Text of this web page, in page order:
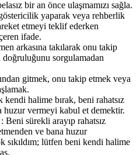
bir an önce ulaşmamızı sağla.
yaparak veya rehberlik
etmeyi teklif ederken
ifade.
arkasına takılarak onu takip
sorgulamadan
gitmek, onu takip etmek veya
halime bırak, beni rahatsız
huzur vermeyi kabul et demektir.
Beni sürekli arayıp rahatsız
ve bana huzur
sıkıldım; lütfen beni kendi halime